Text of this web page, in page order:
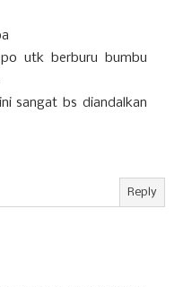
utk berburu bumbu
sangat bs diandalkan
Reply